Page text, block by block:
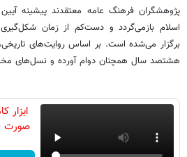
پژوهشگران فرهنگ عامه معتقدند پیشینه
اسلام بازمی‌گردد و دست‌کم از زمان
برگزار می‌شده است. بر اساس روایت‌های
هشتصد سال همچنان دوام آورده و نسل‌های
ابزار
صورت